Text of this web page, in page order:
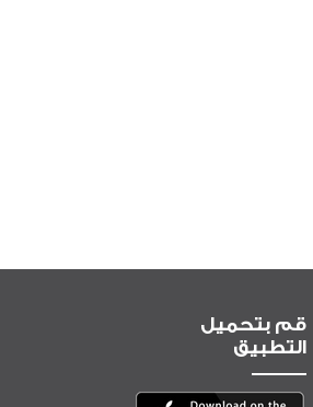
قم بتحميل
التطبيق